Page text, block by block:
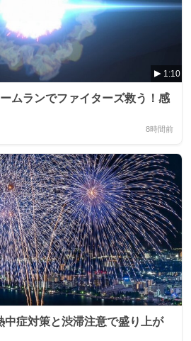
1:10
ムランでファイターズ救う！感
8時間前
中症対策と渋滞注意で盛り上が